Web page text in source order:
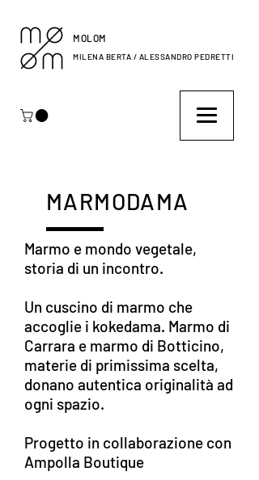
MOLOM
MILENA BERTA / ALESSANDRO PEDRETTI
MARMODAMA
Marmo e mondo vegetale,
storia di un incontro.
Un cuscino di marmo che
accoglie i kokedama. Marmo di
Carrara e marmo di Botticino,
materie di primissima scelta,
donano autentica originalità ad
ogni spazio.
Progetto in collaborazione con
Ampolla Boutique